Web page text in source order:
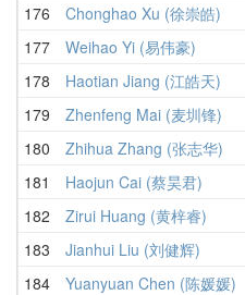
176
Chonghao Xu (徐崇皓)
177
Weihao Yi (易伟豪)
178
Haotian Jiang (江皓天)
179
Zhenfeng Mai (麦圳锋)
180
Zhihua Zhang (张志华)
181
Haojun Cai (蔡昊君)
182
Zirui Huang (黄梓睿)
183
Jianhui Liu (刘健辉)
184
Yuanyuan Chen (陈媛媛)